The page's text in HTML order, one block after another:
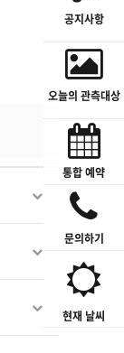
공지사항
오늘의 관측대상
통합 예약
문의하기
현재 날씨